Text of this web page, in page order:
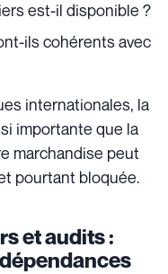
est-il disponible ?
ils cohérents avec
internationales, la
importante que la
marchandise peut
pourtant bloquée.
et audits :